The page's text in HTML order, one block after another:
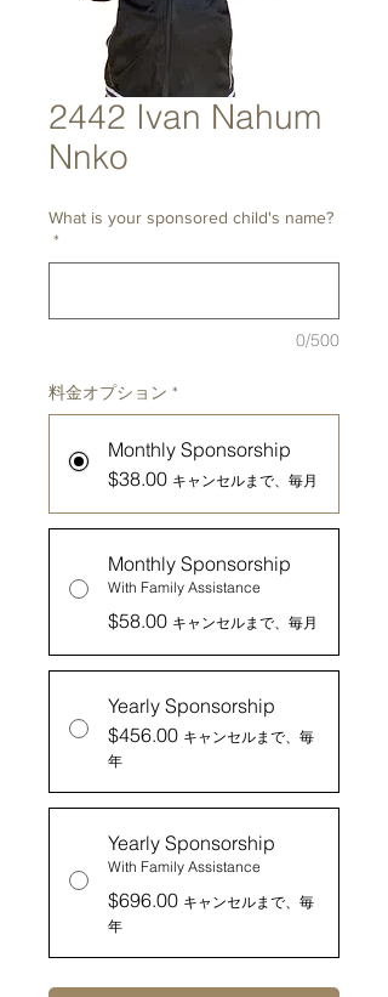
2442 Ivan Nahum
Nnko
What is your sponsored child's name?
*
0/500
料金オプション *
Monthly Sponsorship
$38.00 キャンセルまで、毎月
Monthly Sponsorship
With Family Assistance
$58.00 キャンセルまで、毎月
Yearly Sponsorship
$456.00 キャンセルまで、毎
年
Yearly Sponsorship
With Family Assistance
$696.00 キャンセルまで、毎
年